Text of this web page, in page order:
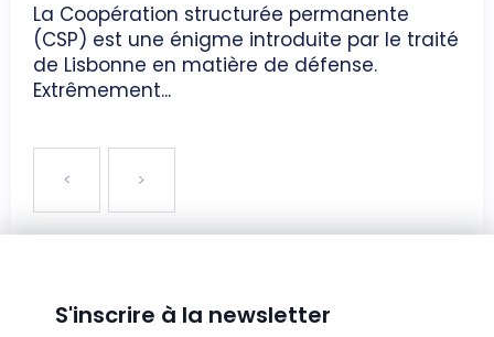
La Coopération structurée permanente
(CSP) est une énigme introduite par le traité
de Lisbonne en matière de défense.
Extrêmement...
S'inscrire à la newsletter